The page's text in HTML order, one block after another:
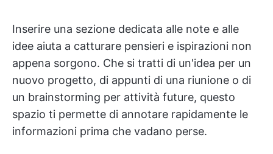
Inserire una sezione dedicata alle note e alle
idee aiuta a catturare pensieri e ispirazioni non
appena sorgono. Che si tratti di un'idea per un
nuovo progetto, di appunti di una riunione o di
un brainstorming per attività future, questo
spazio ti permette di annotare rapidamente le
informazioni prima che vadano perse.